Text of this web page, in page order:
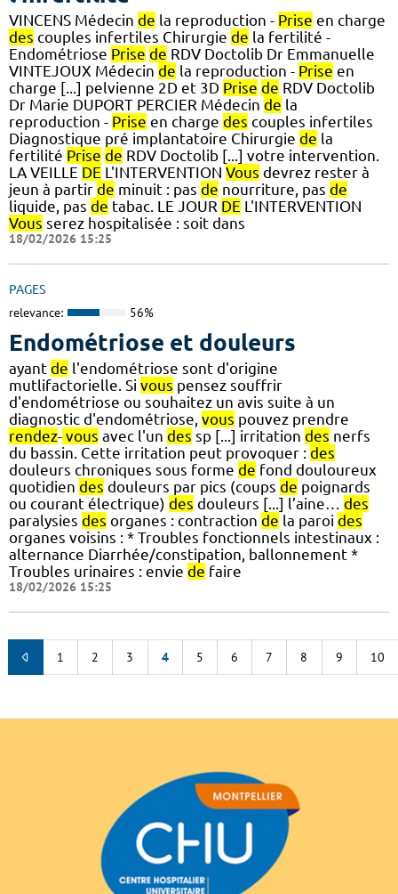
VINCENS Médecin de la reproduction - Prise en charge
des couples infertiles Chirurgie de la fertilité -
Endométriose Prise de RDV Doctolib Dr Emmanuelle
VINTEJOUX Médecin de la reproduction - Prise en
charge [...] pelvienne 2D et 3D Prise de RDV Doctolib
Dr Marie DUPORT PERCIER Médecin de la
reproduction - Prise en charge des couples infertiles
Diagnostique pré implantatoire Chirurgie de la
fertilité Prise de RDV Doctolib [...] votre intervention.
LA VEILLE DE L'INTERVENTION Vous devrez rester à
jeun à partir de minuit : pas de nourriture, pas de
liquide, pas de tabac. LE JOUR DE L'INTERVENTION
Vous serez hospitalisée : soit dans
18/02/2026 15:25
PAGES
relevance: 56%
Endométriose et douleurs
ayant de l'endométriose sont d'origine
mutlifactorielle. Si vous pensez souffrir
d'endométriose ou souhaitez un avis suite à un
diagnostic d'endométriose, vous pouvez prendre
rendez- vous avec l'un des sp [...] irritation des nerfs
du bassin. Cette irritation peut provoquer : des
douleurs chroniques sous forme de fond douloureux
quotidien des douleurs par pics (coups de poignards
ou courant électrique) des douleurs [...] l’aine… des
paralysies des organes : contraction de la paroi des
organes voisins : * Troubles fonctionnels intestinaux :
alternance Diarrhée/constipation, ballonnement *
Troubles urinaires : envie de faire
18/02/2026 15:25
1 2 3 4 5 6 7 8 9 10